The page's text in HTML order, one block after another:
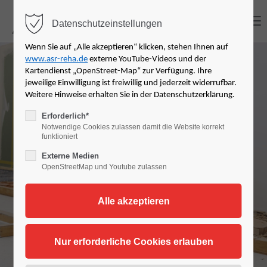
Login
Benutzername
Passwort
Arbeitsplatzspezi
fische
Rehabilitation in
Pforzheim (ASR /
ASR+)
Datenschutzeinstellungen
Wenn Sie auf „Alle akzeptieren“ klicken, stehen Ihnen auf
www.asr-reha.de externe YouTube-Videos und der
Kartendienst „OpenStreet-Map“ zur Verfügung. Ihre
jeweilige Einwilligung ist freiwillig und jederzeit widerrufbar.
Weitere Hinweise erhalten Sie in der Datenschutzerklärung.
Erforderlich*
Notwendige Cookies zulassen damit die Website korrekt
funktioniert
Externe Medien
OpenStreetMap und Youtube zulassen